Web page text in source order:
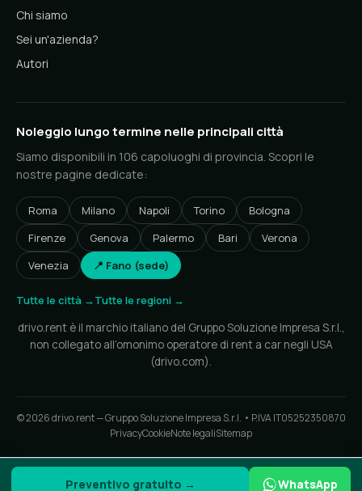
Chi siamo
Sei un'azienda?
Autori
Noleggio lungo termine nelle principali città
Siamo disponibili in 106 capoluoghi di provincia. Scopri le
nostre pagine dedicate:
Roma Milano Napoli Torino
Bologna
Firenze
Genova Palermo Bari
Verona
Venezia
📍 Fano (sede)
Tutte le città →Tutte le regioni →
drivo.rent è il marchio italiano del Gruppo Soluzione Impresa S.r.l.,
non collegato all’omonimo operatore di rent a car negli USA
(drivo.com).
© 2026 drivo.rent — Gruppo Soluzione Impresa S.r.l. • P.IVA IT05252350870
PrivacyCookieNote legaliSitemap
Preventivo gratuito → WhatsApp